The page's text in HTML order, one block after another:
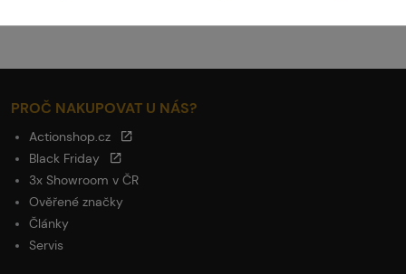
PROČ NAKUPOVAT U NÁS?
Actionshop.cz
Black Friday
3x Showroom v ČR
Ověřené značky
Články
Servis